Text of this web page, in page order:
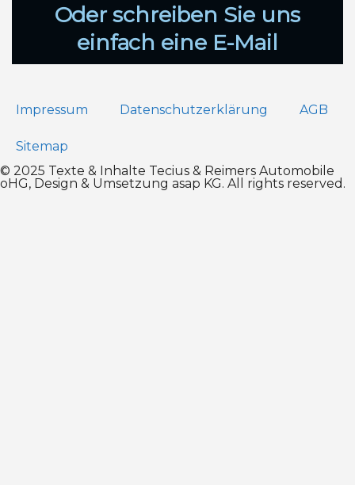
Oder schreiben Sie uns
einfach eine E-Mail
Impressum Datenschutz­erklärung AGB
Sitemap
© 2025 Texte & Inhalte Tecius & Reimers Automobile
oHG, Design & Umsetzung asap KG. All rights reserved.